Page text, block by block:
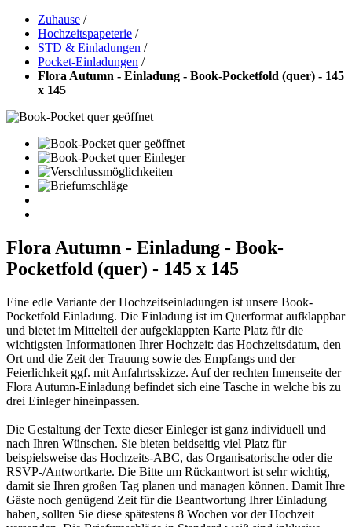
Zuhause /
Hochzeitspapeterie /
STD & Einladungen /
Pocket-Einladungen /
Flora Autumn - Einladung - Book-Pocketfold (quer) - 145
x 145
Flora Autumn - Einladung - Book-
Pocketfold (quer) - 145 x 145
Eine edle Variante der Hochzeitseinladungen ist unsere Book-
Pocketfold Einladung. Die Einladung ist im Querformat aufklappbar
und bietet im Mittelteil der aufgeklappten Karte Platz für die
wichtigsten Informationen Ihrer Hochzeit: das Hochzeitsdatum, den
Ort und die Zeit der Trauung sowie des Empfangs und der
Feierlichkeit ggf. mit Anfahrtsskizze. Auf der rechten Innenseite der
Flora Autumn-Einladung befindet sich eine Tasche in welche bis zu
drei Einleger hineinpassen.
Die Gestaltung der Texte dieser Einleger ist ganz individuell und
nach Ihren Wünschen. Sie bieten beidseitig viel Platz für
beispielsweise das Hochzeits-ABC, das Organisatorische oder die
RSVP-/Antwortkarte. Die Bitte um Rückantwort ist sehr wichtig,
damit sie Ihren großen Tag planen und managen können. Damit Ihre
Gäste noch genügend Zeit für die Beantwortung Ihrer Einladung
haben, sollten Sie diese spätestens 8 Wochen vor der Hochzeit